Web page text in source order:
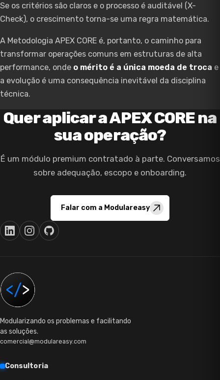
Se os critérios são claros e o processo é auditável (X-
Check), o crescimento torna-se uma regra matemática.
A Metodologia APEX CORE é, portanto, o caminho para
transformar operações comuns em estruturas de alta
performance, onde o mérito é a única moeda de troca e
a evolução é uma consequência inevitável da disciplina
técnica.
Quer aplicar a APEX CORE na
sua operação?
É um módulo premium contratado à parte. Conversamos
sobre adequação, escopo e onboarding.
Falar com a Modulareasy
Modularizando os problemas e facilitando
as soluções.
comercial@modulareasy.com
Consultoria